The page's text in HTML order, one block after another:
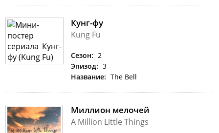
Кунг-фу
Kung Fu
Сезон: 2
Эпизод: 3
Название: The Bell
Миллион мелочей
A Million Little Things